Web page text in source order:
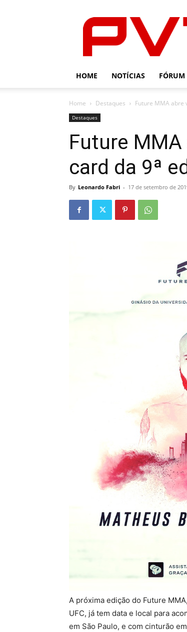
HOME NOTÍCIAS FÓRUM
Home Destaques Future MMA abre
Destaques
Future
card da 9ª
By Leonardo Fabri - 17 de setembro de
A próxima edição do Future
UFC, já tem data e local para
em São Paulo, e com cinturão